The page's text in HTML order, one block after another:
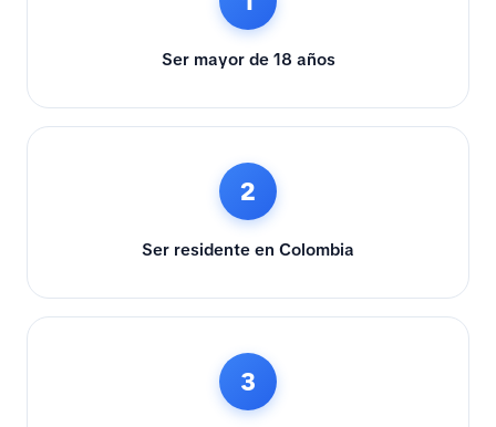
Ser mayor de 18 años
2
Ser residente en Colombia
3